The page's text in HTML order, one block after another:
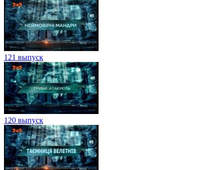
121 выпуск
120 выпуск